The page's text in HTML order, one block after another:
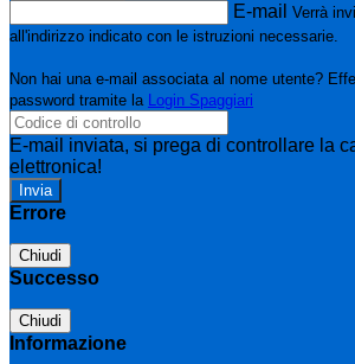
E-mail Verrà
all'indirizzo indicato con le istruzioni necessarie.
Non hai una e-mail associata al nome utente?
password tramite la Login Spaggiari
E-mail inviata, si prega di controllare la
elettronica!
Errore
Chiudi
Successo
Chiudi
Informazione